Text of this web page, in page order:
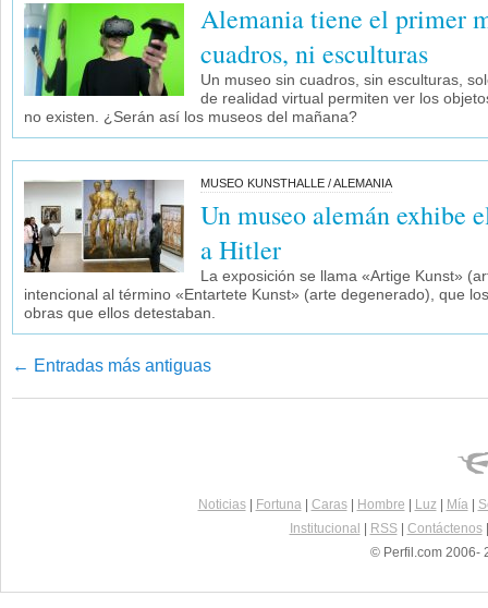
Alemania tiene el primer
cuadros, ni esculturas
Un museo sin cuadros, sin esculturas,
de realidad virtual permiten ver los
no existen. ¿Serán así los museos del mañana?
MUSEO KUNSTHALLE / ALEMANIA
Un museo alemán exhibe
a Hitler
La exposición se llama «Artige Kunst»
intencional al término «Entartete Kunst» (arte degenerado), que
obras que ellos detestaban.
← Entradas más antiguas
Noticias| Fortuna| Caras| Hombre Luz| Mía|
Institucional
RSS| Contáctenos
© Perfil.com 2006-